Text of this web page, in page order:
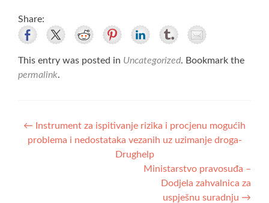
Share:
This entry was posted in Uncategorized. Bookmark the
permalink.
Post
navigation
← Instrument za ispitivanje rizika i procjenu mogućih
problema i nedostataka vezanih uz uzimanje droga-
Drughelp
Ministarstvo pravosuđa –
Dodjela zahvalnica za
uspješnu suradnju →